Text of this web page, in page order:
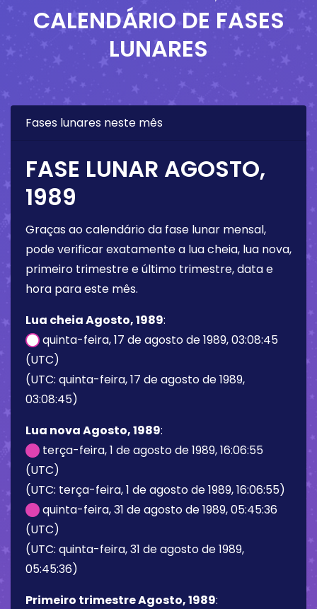
CALENDÁRIO DE FASES
LUNARES
Fases lunares neste mês
FASE LUNAR AGOSTO,
1989
Graças ao calendário da fase lunar mensal,
pode verificar exatamente a lua cheia, lua nova,
primeiro trimestre e último trimestre, data e
hora para este mês.
Lua cheia Agosto, 1989:
quinta-feira, 17 de agosto de 1989, 03:08:45
(UTC)
(UTC: quinta-feira, 17 de agosto de 1989,
03:08:45)
Lua nova Agosto, 1989:
terça-feira, 1 de agosto de 1989, 16:06:55
(UTC)
(UTC: terça-feira, 1 de agosto de 1989, 16:06:55)
quinta-feira, 31 de agosto de 1989, 05:45:36
(UTC)
(UTC: quinta-feira, 31 de agosto de 1989,
05:45:36)
Primeiro trimestre Agosto, 1989: